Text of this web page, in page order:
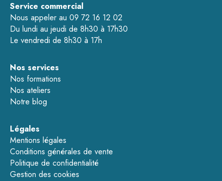
Service commercial
Nous appeler au 09 72 16 12 02
Du lundi au jeudi de 8h30 à 17h30
Le vendredi de 8h30 à 17h
Nos services
Nos formations
Nos ateliers
Notre blog
Légales
Mentions légales
Conditions générales de vente
Politique de confidentialité
Gestion des cookies